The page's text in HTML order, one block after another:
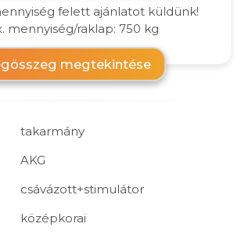
felett ajánlatot küldünk!
mennyiség/raklap: 750 kg
megtekintése
takarmány
AKG
csávázott+stimulátor
középkorai